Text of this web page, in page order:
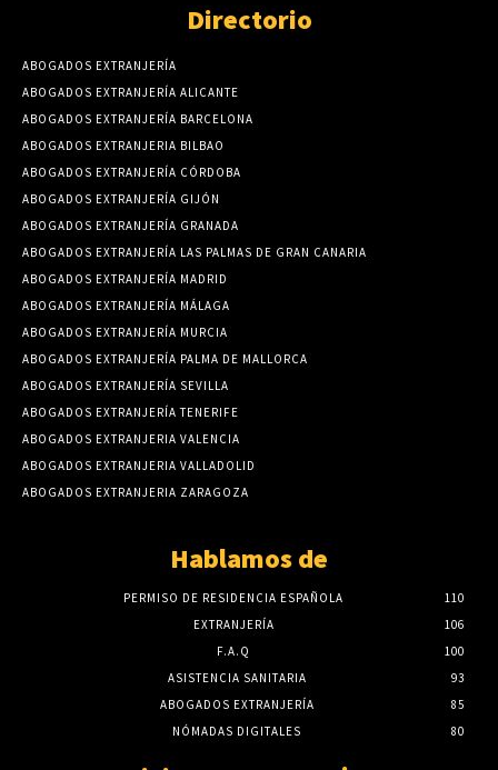
Directorio
ABOGADOS EXTRANJERÍA
ABOGADOS EXTRANJERÍA ALICANTE
ABOGADOS EXTRANJERÍA BARCELONA
ABOGADOS EXTRANJERIA BILBAO
ABOGADOS EXTRANJERÍA CÓRDOBA
ABOGADOS EXTRANJERÍA GIJÓN
ABOGADOS EXTRANJERÍA GRANADA
ABOGADOS EXTRANJERÍA LAS PALMAS DE GRAN CANARIA
ABOGADOS EXTRANJERÍA MADRID
ABOGADOS EXTRANJERÍA MÁLAGA
ABOGADOS EXTRANJERÍA MURCIA
ABOGADOS EXTRANJERÍA PALMA DE MALLORCA
ABOGADOS EXTRANJERÍA SEVILLA
ABOGADOS EXTRANJERÍA TENERIFE
ABOGADOS EXTRANJERIA VALENCIA
ABOGADOS EXTRANJERIA VALLADOLID
ABOGADOS EXTRANJERIA ZARAGOZA
Hablamos de
PERMISO DE RESIDENCIA ESPAÑOLA
110
EXTRANJERÍA
106
F.A.Q
100
ASISTENCIA SANITARIA
93
ABOGADOS EXTRANJERÍA
85
NÓMADAS DIGITALES
80